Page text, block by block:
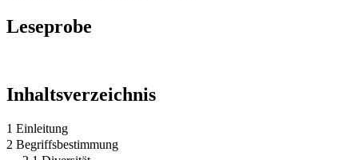
Leseprobe
Inhaltsverzeichnis
1 Einleitung
2 Begriffsbestimmung